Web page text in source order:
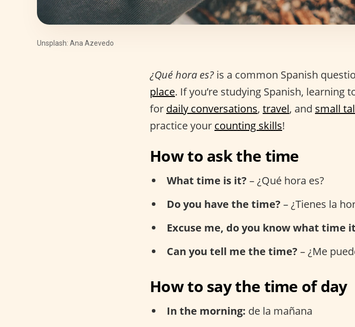
Unsplash: Ana Azevedo
¿Qué hora es? is a common Spanish
place. If you’re studying Spanish, learning
for daily conversations, travel, and small
practice your counting skills!
How to ask the time
What time is it? – ¿Qué hora es?
Do you have the time? – ¿Tienes la
Excuse me, do you know what time
Can you tell me the time? – ¿Me
How to say the time of day
In the morning: de la mañana